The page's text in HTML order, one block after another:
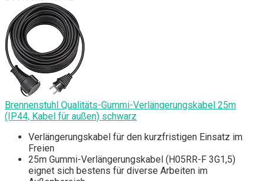
Brennenstuhl Qualitäts-Gummi-Verlängerungskabel 25m
(IP44, Kabel für außen) schwarz
Verlängerungskabel für den kurzfristigen Einsatz im
Freien
25m Gummi-Verlängerungskabel (H05RR-F 3G1,5)
eignet sich bestens für diverse Arbeiten im